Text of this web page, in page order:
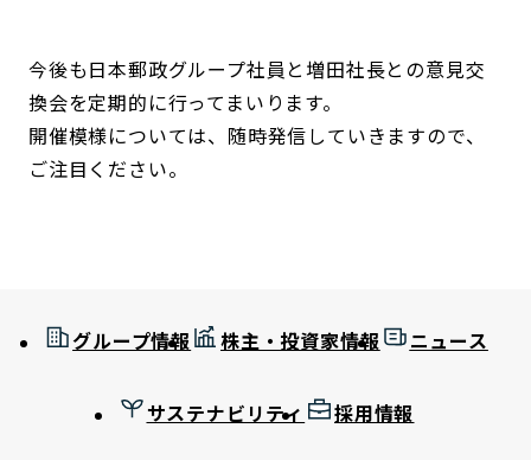
今後も日本郵政グループ社員と増田社長との意見交
換会を定期的に行ってまいります。
開催模様については、随時発信していきますので、
ご注目ください。
グループ情報 株主・投資家情報 ニュース
サステナビリティ 採用情報